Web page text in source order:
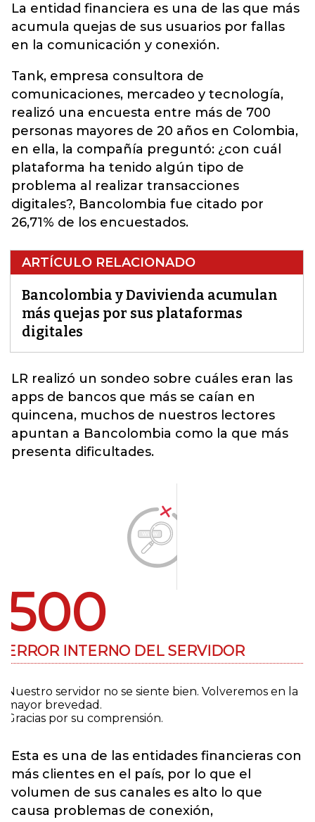
La entidad financiera es una de las que más
acumula quejas de sus usuarios por fallas
en la comunicación y conexión.
Tank, empresa consultora de
comunicaciones, mercadeo y tecnología,
realizó una encuesta entre más de 700
personas mayores de 20 años en Colombia,
en ella, la compañía preguntó: ¿con cuál
plataforma ha tenido algún tipo de
problema al realizar transacciones
digitales?, Bancolombia fue citado por
26,71% de los encuestados.
ARTÍCULO RELACIONADO
Bancolombia y Davivienda acumulan
más quejas por sus plataformas
digitales
LR realizó un sondeo sobre cuáles eran las
apps de bancos que más se caían en
quincena, muchos de nuestros lectores
apuntan a Bancolombia como la que más
presenta dificultades.
Esta es una de las entidades financieras con
más clientes en el país, por lo que el
volumen de sus canales es alto lo que
causa problemas de conexión,